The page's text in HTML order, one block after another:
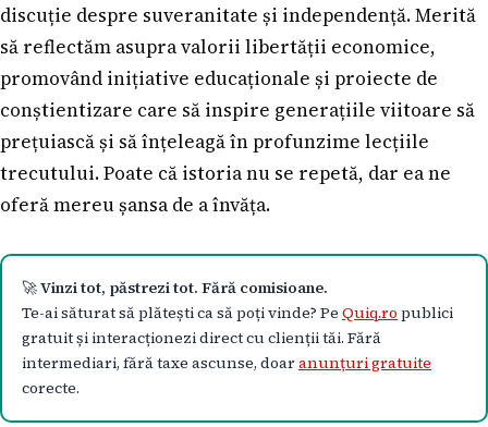
discuție despre suveranitate și independență. Merită
să reflectăm asupra valorii libertății economice,
promovând inițiative educaționale și proiecte de
conștientizare care să inspire generațiile viitoare să
prețuiască și să înțeleagă în profunzime lecțiile
trecutului. Poate că istoria nu se repetă, dar ea ne
oferă mereu șansa de a învăța.
🚀Vinzi tot, păstrezi tot. Fără comisioane.
Te-ai săturat să plătești ca să poți vinde? Pe Quiq.ro publici
gratuit și interacționezi direct cu clienții tăi. Fără
intermediari, fără taxe ascunse, doaranunțuri gratuite
corecte.